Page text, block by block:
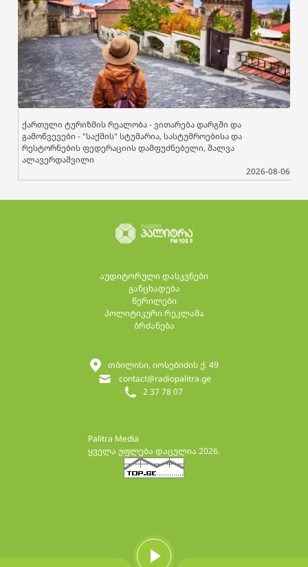
ქართული ტურიზმის რეალობა - ვითარება დარგში და
გამოწვევები - "საქმის" სტუმარია, სასტუმროებისა და
რესტორნების ფედერაციის დამფუძნებელი, შალვა
ალავერდაშვილი
2026-08-06
აუდიტორული დასკვნები
განცხადება
წერილები
პოლიტიკური რეკლამა
ბრძანება
Palitra Media
ყველა უფლება დაცულია 2026.
2 37 78 07
contact@radiopalitra.ge
თბილისი, იოსებიძის ქ. 49